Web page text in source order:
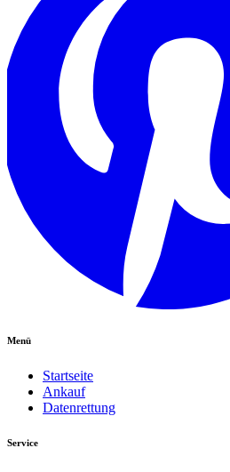
Menü
Startseite
Ankauf
Datenrettung
Service